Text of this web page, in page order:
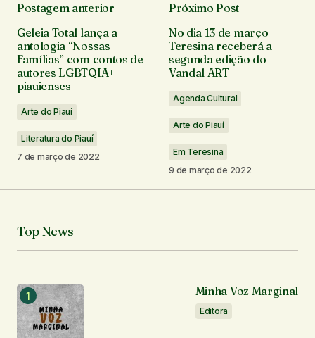
O seu endereço de e-mail não será publicado.
Campos obrigatórios são marcados com*
Comentário*
Seu nome*
Notifique-me sobre novos comentários por e-mail.
Notifique-me sobre novas publicações por e-mail.
Enviar comentário
Postagem anterior
Geleia Total lança a
antologia “Nossas
Famílias” com contos de
autores LGBTQIA+
piauienses
Arte do Piauí
Literatura do Piauí
7 de março de 2022
Próximo Post
No dia 13 de março
Teresina receberá a
segunda edição do
Vandal ART
Agenda Cultural
Arte do Piauí
Em Teresina
9 de março de 2022
Top News
Minha Voz Marginal
Editora